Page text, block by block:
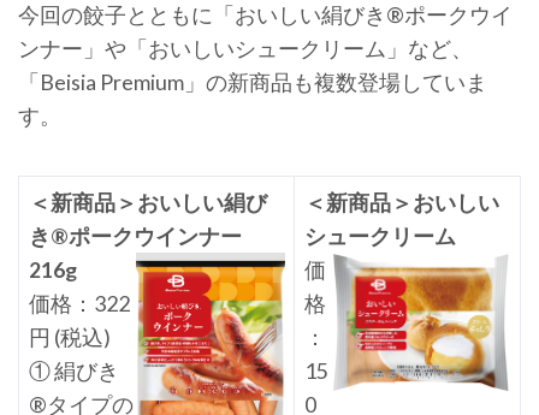
今回の餃子とともに「おいしい絹びき®️ポークウイ
ンナー」や「おいしいシュークリーム」など、
「Beisia Premium」の新商品も複数登場していま
す。
＜新商品＞おいしい絹び
き®️ポークウインナー
216g
価格：322
円 (税込)
① 絹びき
®️タイプの
＜新商品＞おいしい
シュークリーム
価
格
：
15
0